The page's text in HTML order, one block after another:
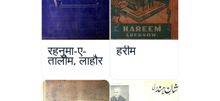
रहनुमा-ए-
तालीम, लाहौर
हरीम